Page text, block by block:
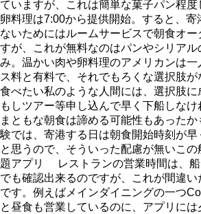
ていますが、これは簡単な菓子パン程
卵料理は7:00から提供開始。すると、寄
ないためにはルームサービスで朝食オー
すが、これが無料なのはパンやシリア
み。温かい肉や卵料理のアメリカンは
ス料と有料で、それでもろくな選択肢が
食べたい私のような人間には、選択肢に
もしツアー等申し込んで早く下船しなけ
まともな朝食は諦める可能性もあった
験では、寄港する日は朝食開始時刻が
と思うので、そういった配慮が無いこ
題アプリ レストランの営業時間は、船
でも確認出来るのですが、これが間違
です。例えばメインダイニングの一つ
と昼食も営業しているのに、アプリに